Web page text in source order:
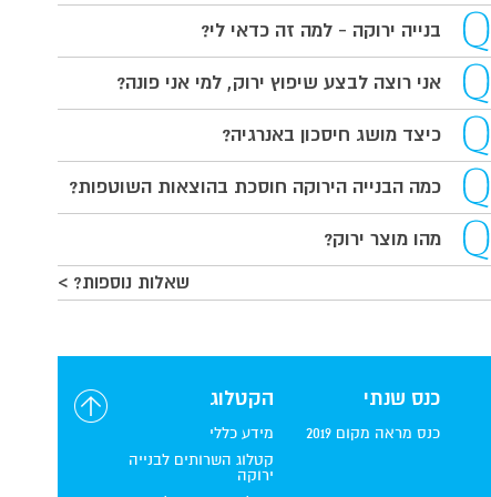
בנייה ירוקה - למה זה כדאי לי?
אני רוצה לבצע שיפוץ ירוק, למי אני פונה?
כיצד מושג חיסכון באנרגיה?
כמה הבנייה הירוקה חוסכת בהוצאות השוטפות?
מהו מוצר ירוק?
שאלות נוספות? >
כנס שנתי
כנס מראה מקום 2019
הקטלוג
מידע כללי
קטלוג השרותים לבנייה
ירוקה